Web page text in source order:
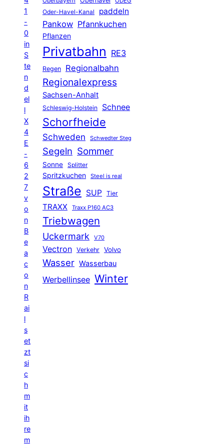
1
-
0
in
S
te
n
d
el
l
X
4
E
-
6
2
7
v
o
n
B
e
a
c
o
n
R
ai
l
s
et
zt
si
c
h
m
it
ih
re
m
Oder-Havel-Kanal paddeln
Pankow Pfannkuchen
Pflanzen
Privatbahn RE3
Regen Regionalbahn
Regionalexpress
Sachsen-Anhalt
Schleswig-Holstein Schnee
Schorfheide
Schweden Schwedter Steg
Segeln Sommer
Sonne Splitter
Spritzkuchen Steel is real
Straße SUP Tier
TRAXX Traxx P160 AC3
Triebwagen
Uckermark V70
Vectron Verkehr Volvo
Wasser Wasserbau
Werbellinsee Winter